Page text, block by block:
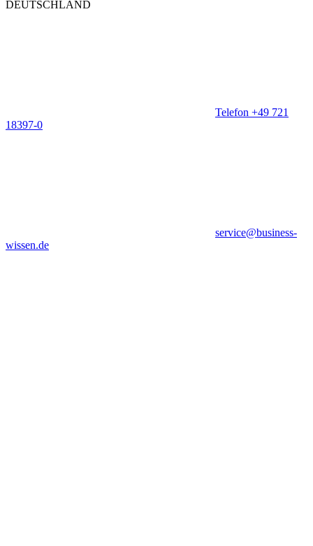
DEUTSCHLAND
Telefon +49 721
18397-0
service@business-
wissen.de